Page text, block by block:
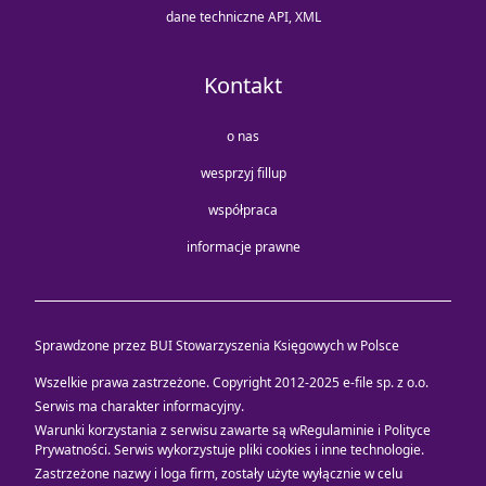
dane techniczne API, XML
Kontakt
o nas
wesprzyj fillup
współpraca
informacje prawne
Sprawdzone przez BUI Stowarzyszenia Księgowych w Polsce
Wszelkie prawa zastrzeżone. Copyright 2012-2025e-file sp. z o.o.
Serwis ma charakter informacyjny.
Warunki korzystania z serwisu zawarte są wRegulaminie i Polityce
Prywatności. Serwis wykorzystuje pliki cookies i inne technologie.
Zastrzeżone nazwy i loga firm, zostały użyte wyłącznie w celu